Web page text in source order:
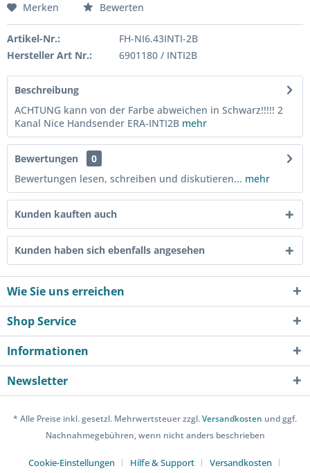
Merken Bewerten
Artikel-Nr.:
FH-NI6.43INTI-2B
Hersteller Art Nr.:
6901180 / INTI2B
Beschreibung
ACHTUNG kann von der Farbe abweichen in Schwarz!!!!! 2
Kanal Nice Handsender ERA-INTI2B mehr
Bewertungen
0
Bewertungen lesen, schreiben und diskutieren... mehr
Kunden kauften auch
Kunden haben sich ebenfalls angesehen
Wie Sie uns erreichen
Shop Service
Informationen
Newsletter
* Alle Preise inkl. gesetzl. Mehrwertsteuer zzgl.Versandkosten und ggf.
Nachnahmegebühren, wenn nicht anders beschrieben
Cookie-Einstellungen Hilfe & Support Versandkosten